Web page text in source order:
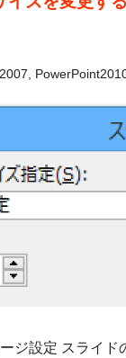
ジ設定 スライド